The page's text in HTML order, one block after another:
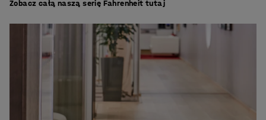
Zobacz całą naszą serię Fahrenheit tutaj